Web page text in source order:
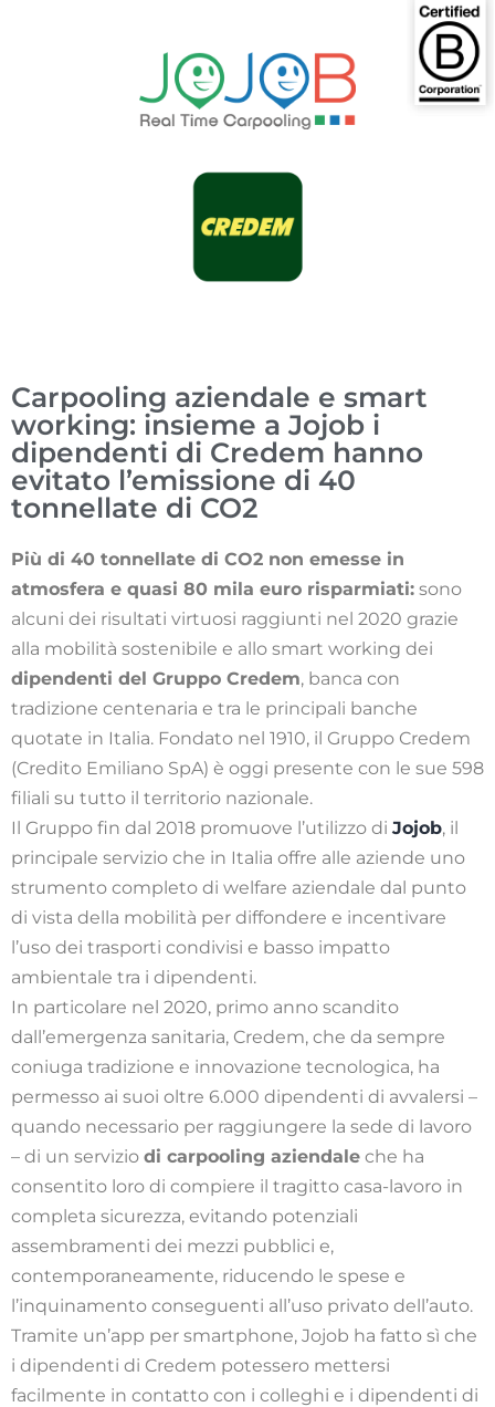
Carpooling aziendale e smart
working: insieme a Jojob i
dipendenti di Credem hanno
evitato l’emissione di 40
tonnellate di CO2
Più di 40 tonnellate di CO2 non emesse in
atmosfera e quasi 80 mila euro risparmiati: sono
alcuni dei risultati virtuosi raggiunti nel 2020 grazie
alla mobilità sostenibile e allo smart working dei
dipendenti del Gruppo Credem, banca con
tradizione centenaria e tra le principali banche
quotate in Italia. Fondato nel 1910, il Gruppo Credem
(Credito Emiliano SpA) è oggi presente con le sue 598
filiali su tutto il territorio nazionale.
Il Gruppo fin dal 2018 promuove l’utilizzo di Jojob, il
principale servizio che in Italia offre alle aziende uno
strumento completo di welfare aziendale dal punto
di vista della mobilità per diffondere e incentivare
l’uso dei trasporti condivisi e basso impatto
ambientale tra i dipendenti.
In particolare nel 2020, primo anno scandito
dall’emergenza sanitaria, Credem, che da sempre
coniuga tradizione e innovazione tecnologica, ha
permesso ai suoi oltre 6.000 dipendenti di avvalersi –
quando necessario per raggiungere la sede di lavoro
– di un servizio di carpooling aziendale che ha
consentito loro di compiere il tragitto casa-lavoro in
completa sicurezza, evitando potenziali
assembramenti dei mezzi pubblici e,
contemporaneamente, riducendo le spese e
l’inquinamento conseguenti all’uso privato dell’auto.
Tramite un’app per smartphone, Jojob ha fatto sì che
i dipendenti di Credem potessero mettersi
facilmente in contatto con i colleghi e i dipendenti di